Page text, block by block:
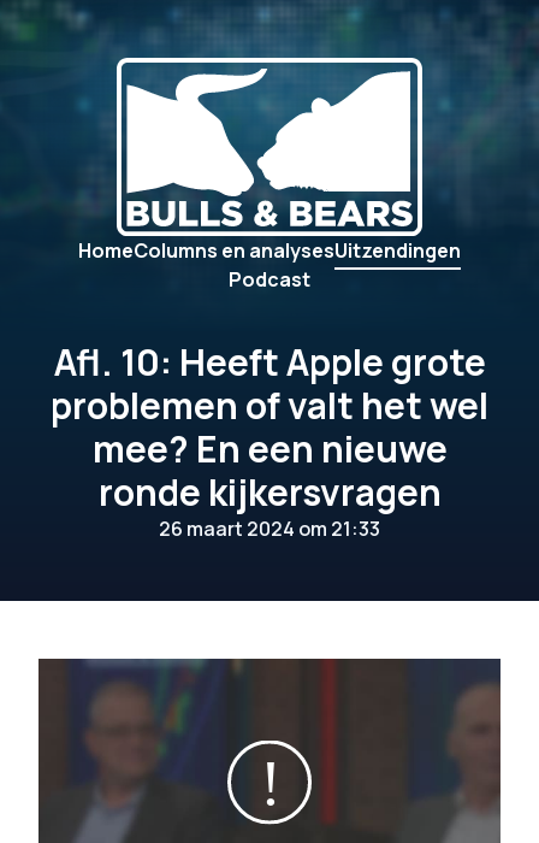
HomeColumns en analysesUitzendingen
Podcast
Afl. 10: Heeft Apple grote
problemen of valt het wel
mee? En een nieuwe
ronde kijkersvragen
26 maart 2024 om 21:33